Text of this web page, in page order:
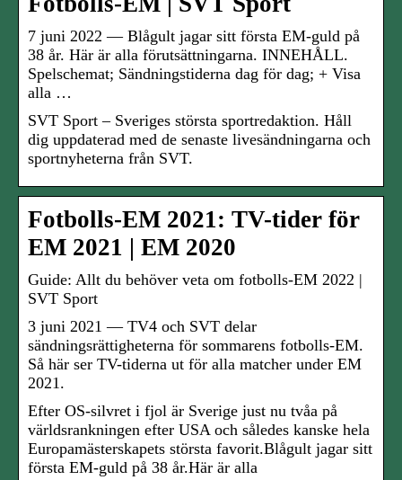
7 juni 2022 — Blågult jagar sitt första EM-guld på
38 år. Här är alla förutsättningarna. INNEHÅLL.
Spelschemat; Sändningstiderna dag för dag; + Visa
alla …
SVT Sport – Sveriges största sportredaktion. Håll
dig uppdaterad med de senaste livesändningarna och
sportnyheterna från SVT.
Fotbolls-EM 2021: TV-tider för
EM 2021 | EM 2020
Guide: Allt du behöver veta om fotbolls-EM 2022 |
SVT Sport
3 juni 2021 — TV4 och SVT delar
sändningsrättigheterna för sommarens fotbolls-EM.
Så här ser TV-tiderna ut för alla matcher under EM
2021.
Efter OS-silvret i fjol är Sverige just nu tvåa på
världsrankningen efter USA och således kanske hela
Europamästerskapets största favorit.Blågult jagar sitt
första EM-guld på 38 år.Här är alla